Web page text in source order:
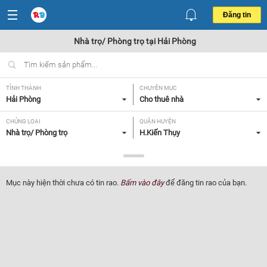
Đăng tin
Nhà trọ/ Phòng trọ tại Hải Phòng
TỈNH THÀNH
Hải Phòng
CHUYÊN MỤC
Cho thuê nhà
CHỦNG LOẠI
Nhà trọ/ Phòng trọ
QUẬN HUYỆN
H.Kiến Thụy
Tất cả
TIỆN ÍCH
Tất cả
Mục này hiện thời chưa có tin rao. Bấm vào đâyđể đăng tin rao của bạn.